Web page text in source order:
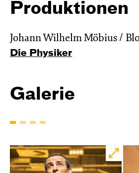
Produktionen
Johann Wilhelm Möbius /
Die Physiker
Galerie